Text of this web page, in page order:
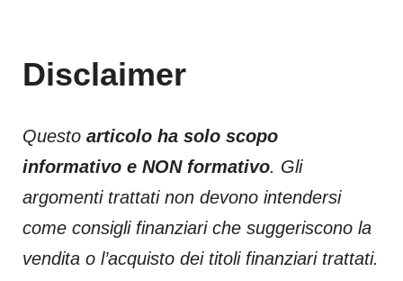
Disclaimer
Questo articolo ha solo scopo
informativo e NON formativo. Gli
argomenti trattati non devono intendersi
come consigli finanziari che suggeriscono la
vendita o l’acquisto dei titoli finanziari trattati.